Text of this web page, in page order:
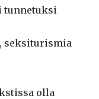
tunnetuksi
seksiturismia
olla